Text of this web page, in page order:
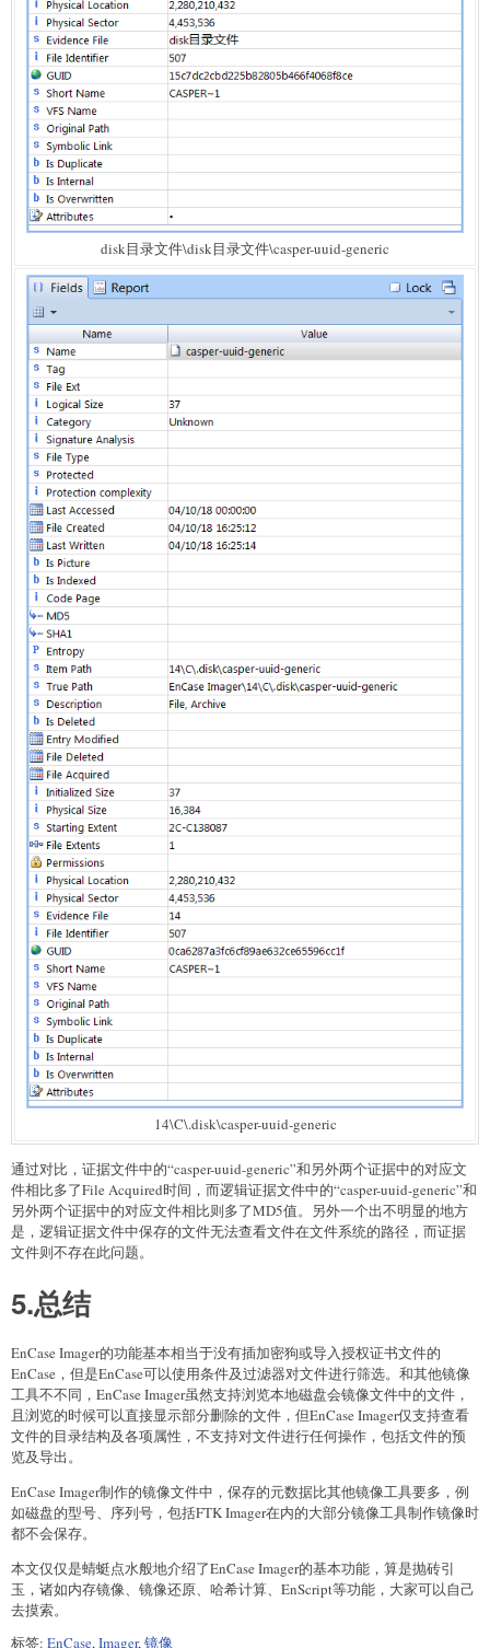
disk目录文件\disk目录文件\casper-uuid-generic
14\C\.disk\casper-uuid-generic
通过对比，证据文件中的“casper-uuid-generic”和另外两个证据中的对应文
件相比多了File Acquired时间，而逻辑证据文件中的“casper-uuid-generic”和
另外两个证据中的对应文件相比则多了MD5值。另外一个出不明显的地方
是，逻辑证据文件中保存的文件无法查看文件在文件系统的路径，而证据
文件则不存在此问题。
5.总结
EnCase Imager的功能基本相当于没有插加密狗或导入授权证书文件的
EnCase，但是EnCase可以使用条件及过滤器对文件进行筛选。和其他镜像
工具不不同，EnCase Imager虽然支持浏览本地磁盘会镜像文件中的文件，
且浏览的时候可以直接显示部分删除的文件，但EnCase Imager仅支持查看
文件的目录结构及各项属性，不支持对文件进行任何操作，包括文件的预
览及导出。
EnCase Imager制作的镜像文件中，保存的元数据比其他镜像工具要多，例
如磁盘的型号、序列号，包括FTK Imager在内的大部分镜像工具制作镜像时
都不会保存。
本文仅仅是蜻蜓点水般地介绍了EnCase Imager的基本功能，算是抛砖引
玉，诸如内存镜像、镜像还原、哈希计算、EnScript等功能，大家可以自己
去摸索。
标签: EnCase,Imager,镜像